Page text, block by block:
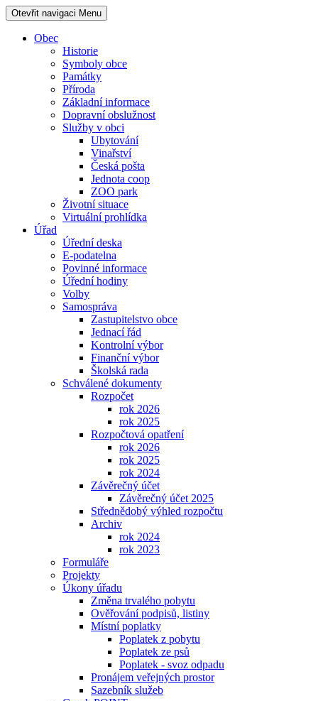
Otevřit navigaci Menu
Obec
Historie
Symboly obce
Památky
Příroda
Základní informace
Dopravní obslužnost
Služby v obci
Ubytování
Vinařství
Česká pošta
Jednota coop
ZOO park
Životní situace
Virtuální prohlídka
Úřad
Úřední deska
E-podatelna
Povinné informace
Úřední hodiny
Volby
Samospráva
Zastupitelstvo obce
Jednací řád
Kontrolní výbor
Finanční výbor
Školská rada
Schválené dokumenty
Rozpočet
rok 2026
rok 2025
Rozpočtová opatření
rok 2026
rok 2025
rok 2024
Závěrečný účet
Závěrečný účet 2025
Střednědobý výhled rozpočtu
Archiv
rok 2024
rok 2023
Formuláře
Projekty
Úkony úřadu
Změna trvalého pobytu
Ověřování podpisů, listiny
Místní poplatky
Poplatek z pobytu
Poplatek ze psů
Poplatek - svoz odpadu
Pronájem veřejných prostor
Sazebník služeb